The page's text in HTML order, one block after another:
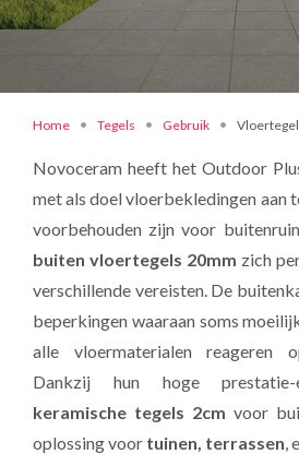
Home Tegels Gebruik
Novoceram heeft het Outdoor
met als doel vloerbekledingen aan
voorbehouden zijn voor
buiten vloertegels 20mm zich
verschillende vereisten. De
beperkingen waaraan soms
alle vloermaterialen reageren
Dankzij hun hoge prestatie-
keramische tegels 2cm voor
oplossing voor tuinen, terrassen,